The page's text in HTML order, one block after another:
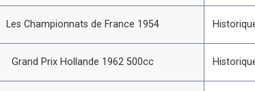
Les Championnats de France 1954
Grand Prix Hollande 1962 500cc